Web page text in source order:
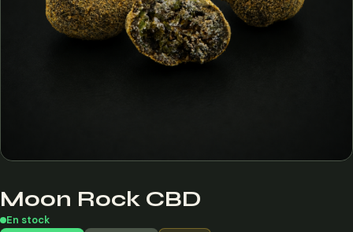
Moon Rock CBD
En stock